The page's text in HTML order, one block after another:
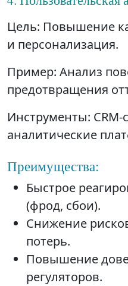
Цель: Повышение
и персонализация.
Пример: Анализ
предотвращения
Инструменты: CRM-
аналитические
Преимущества:
Быстрое
(фрод, сбои).
Снижение
потерь.
Повышение
регуляторов.